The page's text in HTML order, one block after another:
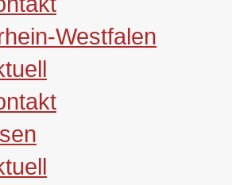
Westfalen